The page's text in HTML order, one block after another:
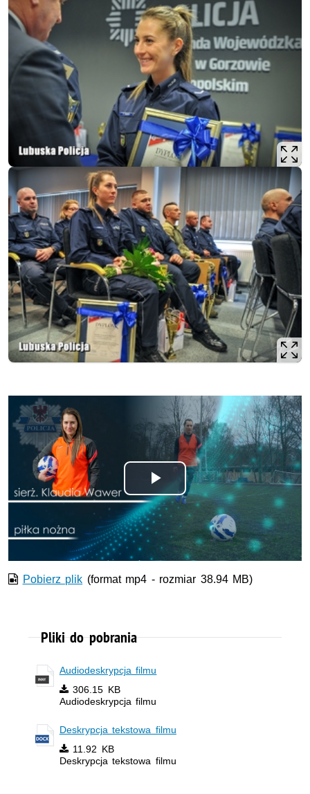
Odtwórz
wideo
Pobierz plik (format mp4 - rozmiar 38.94 MB)
Pliki do pobrania
Audiodeskrypcja filmu
306.15 KB
Audiodeskrypcja filmu
Deskrypcja tekstowa filmu
11.92 KB
Deskrypcja tekstowa filmu